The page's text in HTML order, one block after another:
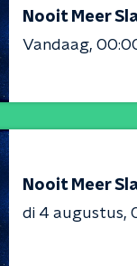
Nooit Meer
Vandaag
Nooit Meer
di 4 augustus